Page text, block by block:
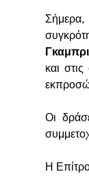
και
Οι
Η